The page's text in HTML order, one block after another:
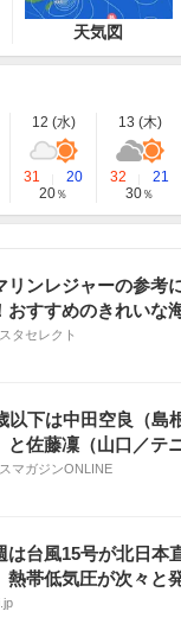
天気図
12 (水) 13 (木)
31
20
20％
32
21
30％
リンレジャーの参考
おすすめのきれいな
エリア編】
タセレクト
以下は中田空良（島
と佐藤凜（山口／テ
年度第44回中国
マガジンONLINE
は台風15号が北日
帯低気圧が次々と